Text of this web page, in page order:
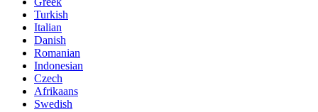
Turkish
Italian
Danish
Romanian
Indonesian
Czech
Afrikaans
Swedish